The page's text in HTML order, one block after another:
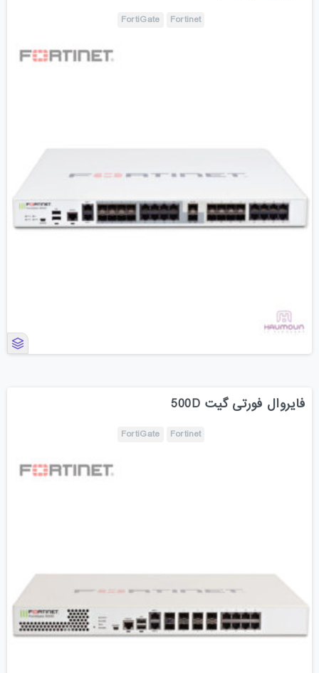
Fortinet
FortiGate
فایروال فورتی گیت 500D
Fortinet
FortiGate